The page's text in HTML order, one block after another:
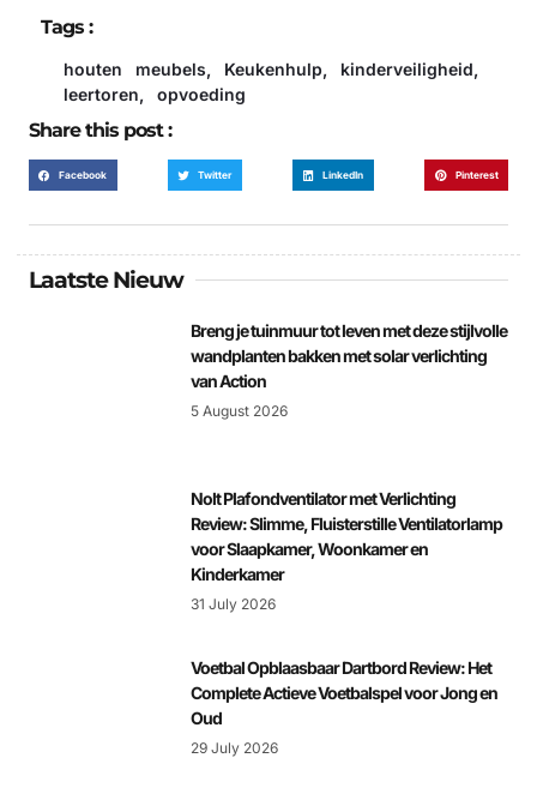
houten meubels, Keukenhulp, kinderveiligheid,
leertoren, opvoeding
Tags :
Share this post :
Facebook Twitter LinkedIn Pinterest
Laatste Nieuw
Breng je tuinmuur tot leven met deze stijlvolle
wandplanten bakken met solar verlichting
van Action
5 August 2026
Nolt Plafondventilator met Verlichting
Review: Slimme, Fluisterstille Ventilatorlamp
voor Slaapkamer, Woonkamer en
Kinderkamer
31 July 2026
Voetbal Opblaasbaar Dartbord Review: Het
Complete Actieve Voetbalspel voor Jong en
Oud
29 July 2026